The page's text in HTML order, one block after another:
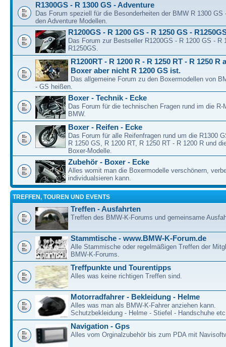
R1300GS - R 1300 GS - Adventure
Das Forum speziell für die Besonderheiten der BMW R 1300 GS
den Adventure Modellen.
R1200GS - R 1200 GS - R 1250 GS -
Das Forum zur Bestseller R1200GS - R 1200 GS - R
R1250GS.
R1200RT - R 1200 R - R 1250 RT - R 1250 R
Boxer aber nicht R 1200 GS ist.
Das allgemeine Forum zu den Boxermodellen von
- GS heißen.
Boxer - Technik - Ecke
Das Forum für die technischen Fragen rund im die R-
BMW.
Boxer - Reifen - Ecke
Das Forum für alle Reifenfragen rund um die R1300
R 1250 GS, R 1200 RT, R 1250 RT - R 1200 R und
Boxer-Modelle.
Zubehör - Boxer - Ecke
Alles womit man die Boxermodelle verschönern,
individualsieren kann.
TREFFEN, TOUREN UND EVENTS
Treffen - Ausfahrten
Treffen des BMW-K-Forums und gemeinsame
Stammtische - www.BMW-K-Forum.de
Alle Stammische oder regelmäßigen Treffen der
BMW-K-Forums.
Treffpunkte und Tourentipps
Alles was keine richtigen Treffen sind.
Motorradfahrer - Bekleidung - Helme
Alles was man als BMW-K-Fahrer anziehen kann.
Schutzbekleidung - Helme - Stiefel - Handschuhe
Navigation - Gps
Alles vom Orginalzubehör bis zum PDA mit